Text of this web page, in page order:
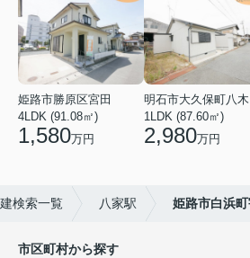
姫路市勝原区宮田
4LDK (91.08㎡)
1,580万円
明石市大久保町八木
1LDK (87.60㎡)
2,980万円
検索一覧 八家駅 姫路市白浜
市区町村から探す